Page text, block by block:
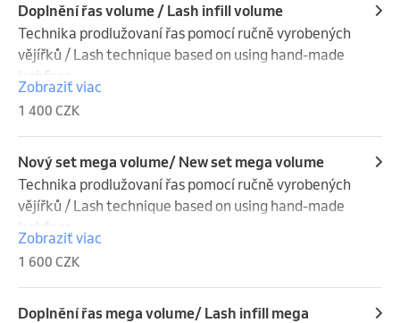
Doplnění řas volume / Lash infill volume
Technika prodlužovaní řas pomocí ručně vyrobených
vějířků / Lash technique based on using hand-made
lashfans
Zobraziť viac
1 400 CZK
Nový set mega volume/ New set mega volume
Technika prodlužovaní řas pomocí ručně vyrobených
vějířků / Lash technique based on using hand-made
lashfans
Zobraziť viac
1 600 CZK
Doplnění řas mega volume/ Lash infill mega